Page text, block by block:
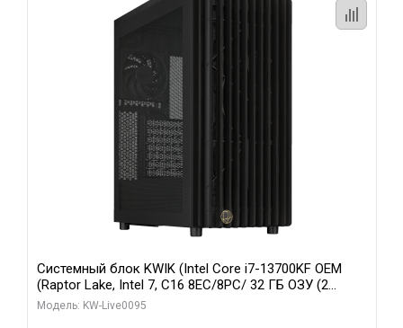
Системный блок KWIK (Intel Core i7-13700KF OEM
(Raptor Lake, Intel 7, C16 8EC/8PC/ 32 ГБ ОЗУ (2
модуля)/ Afox RTX4090 24GB GDDR6X 384-Bit 3xDP
Модель: KW-Live0095